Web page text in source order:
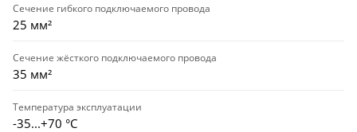
Сечение гибкого подключаемого провода
25 мм²
Сечение жёсткого подключаемого провода
35 мм²
Температура эксплуатации
-35...+70 °С